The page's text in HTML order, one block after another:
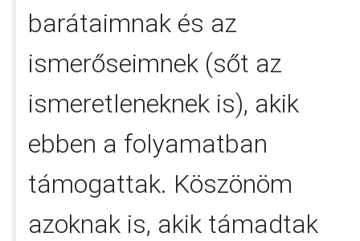
barátaimnak és az
ismerőseimnek (sőt az
ismeretleneknek is), akik
ebben a folyamatban
támogattak. Köszönöm
azoknak is, akik támadtak